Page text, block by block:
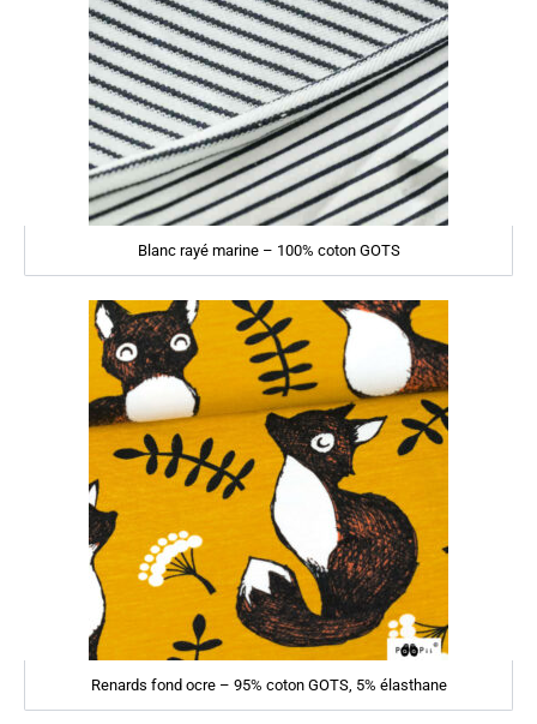
Blanc rayé marine – 100% coton GOTS
Renards fond ocre – 95% coton GOTS, 5% élasthane